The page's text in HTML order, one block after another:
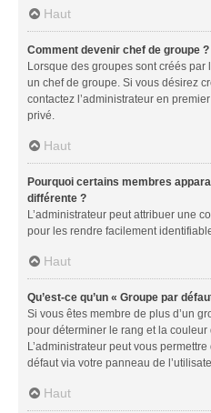
Haut
Comment devenir chef de groupe ?
Lorsque des groupes sont créés par
un chef de groupe. Si vous désirez
contactez l’administrateur en
privé.
Haut
Pourquoi certains membres
différente ?
L’administrateur peut attribuer une
pour les rendre facilement
Haut
Qu’est-ce qu’un « Groupe par
Si vous êtes membre de plus d’un
pour déterminer le rang et la
L’administrateur peut vous
défaut via votre panneau de
Haut